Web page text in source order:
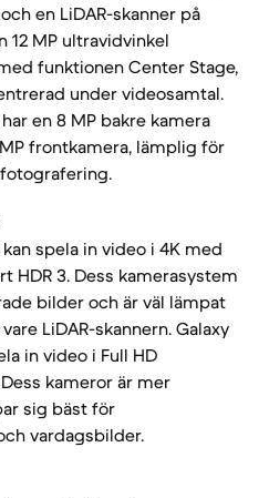
en LiDAR-skanner på
12 MP ultravidvinkel
funktionen Center Stage,
under videosamtal.
en 8 MP bakre kamera
frontkamera, lämplig för
kan spela in video i 4K med
HDR 3. Dess kamerasystem
bilder och är väl lämpat
LiDAR-skannern. Galaxy
in video i Full HD
kameror är mer
sig bäst för
vardagsbilder.